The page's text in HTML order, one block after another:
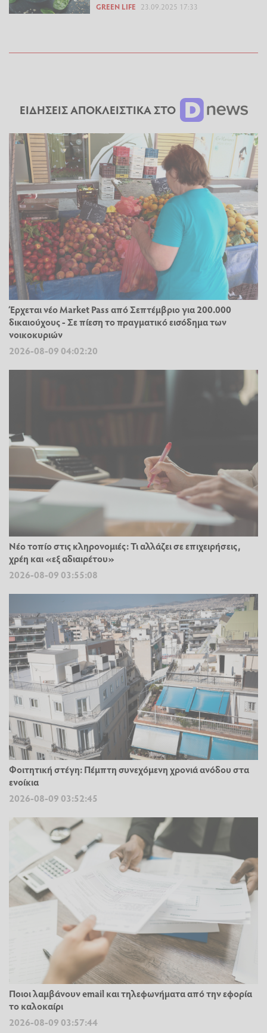
GREEN LIFE 23.09.2025 17:33
ΕΙΔΗΣΕΙΣ ΑΠΟΚΛΕΙΣΤΙΚΑ ΣΤΟ
Έρχεται νέο Market Pass από Σεπτέμβριο για 200.000
δικαιούχους - Σε πίεση το πραγματικό εισόδημα των
νοικοκυριών
2026-08-09 04:02:20
Νέο τοπίο στις κληρονομιές: Τι αλλάζει σε επιχειρήσεις,
χρέη και «εξ αδιαιρέτου»
2026-08-09 03:55:08
Φοιτητική στέγη: Πέμπτη συνεχόμενη χρονιά ανόδου στα
ενοίκια
2026-08-09 03:52:45
Ποιοι λαμβάνουν email και τηλεφωνήματα από την εφορία
το καλοκαίρι
2026-08-09 03:57:44